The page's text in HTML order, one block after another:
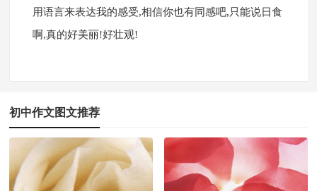
用语言来表达我的感受,相信你也有同感吧,只能说日食
啊,真的好美丽!好壮观!
初中作文图文推荐